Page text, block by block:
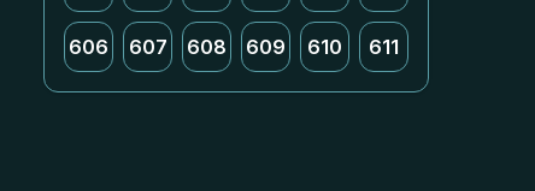
606 607 608 609 610 611